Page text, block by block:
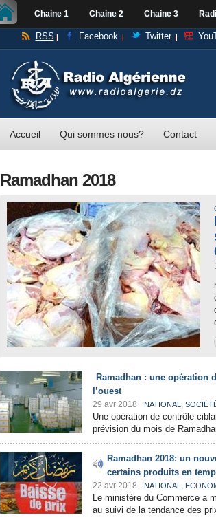
Chaine 1 Chaine 2 Chaine 3
RSS Facebook Twitter
Accueil Qui sommes nous? Contact
Ramadhan 2018
Ramadhan : une opération
l’ouest
29 avr 2018 NATIONAL ,
Une opération de contrôle
prévision du mois de
Ramadhan 2018: un
certains produits en
22 avr 2018 NATIONAL ,
Le ministère du Commerce a
au suivi de la tendance des